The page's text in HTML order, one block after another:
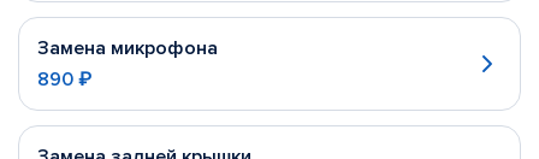
Замена микрофона
890 ₽